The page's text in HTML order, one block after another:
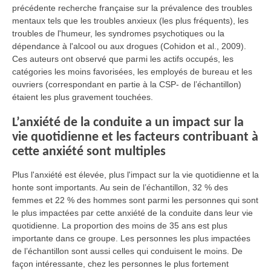
précédente recherche française sur la prévalence des troubles
mentaux tels que les troubles anxieux (les plus fréquents), les
troubles de l'humeur, les syndromes psychotiques ou la
dépendance à l'alcool ou aux drogues (Cohidon et al., 2009).
Ces auteurs ont observé que parmi les actifs occupés, les
catégories les moins favorisées, les employés de bureau et les
ouvriers (correspondant en partie à la CSP- de l’échantillon)
étaient les plus gravement touchées.
L’anxiété de la conduite a un impact sur la
vie quotidienne et les facteurs contribuant à
cette anxiété sont multiples
Plus l'anxiété est élevée, plus l'impact sur la vie quotidienne et la
honte sont importants. Au sein de l’échantillon, 32 % des
femmes et 22 % des hommes sont parmi les personnes qui sont
le plus impactées par cette anxiété de la conduite dans leur vie
quotidienne. La proportion des moins de 35 ans est plus
importante dans ce groupe. Les personnes les plus impactées
de l’échantillon sont aussi celles qui conduisent le moins. De
façon intéressante, chez les personnes le plus fortement